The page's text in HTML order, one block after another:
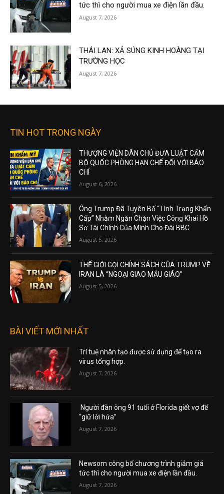
tức thì cho người mua xe điện lần đầu.
August 7, 2026
THÁI LAN: XẢ SÚNG KINH HOÀNG TẠI
TRƯỜNG HỌC
August 7, 2026
TIN HOT TRONG NGÀY
THƯỢNG VIỆN DÂN CHỦ ĐƯA LUẬT CẤM
BỘ QUỐC PHÒNG HẠN CHẾ ĐỐI VỚI BÁO
CHÍ
August 6, 2026
Ông Trump Đã Tuyên Bố “Tình Trạng Khẩn
Cấp” Nhằm Ngăn Chặn Việc Công Khai Hồ
Sơ Tài Chính Của Mình Cho Đài BBC
August 5, 2026
THẾ GIỚI GỌI CHÍNH SÁCH CỦA TRUMP VỀ
IRAN LÀ “NGOẠI GIAO MẪU GIÁO”
August 5, 2026
BÀI VIẾT MỚI NHẤT
Trí tuệ nhân tạo được sử dụng để tạo ra
virus tổng hợp.
August 7, 2026
Người đàn ông 91 tuổi ở Florida giết vợ để
“giữ lời hứa”
August 7, 2026
Newsom công bố chương trình giảm giá
tức thì cho người mua xe điện lần đầu.
August 7, 2026